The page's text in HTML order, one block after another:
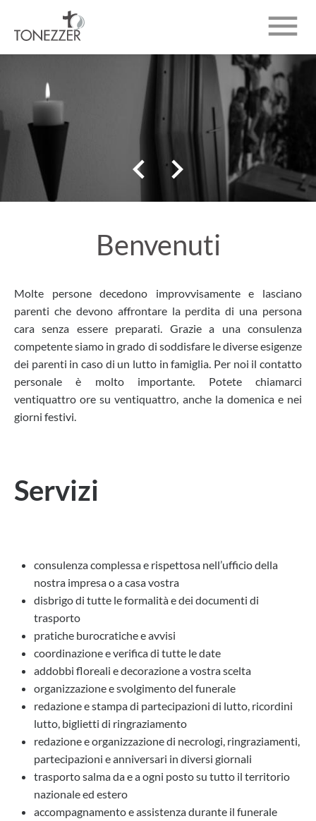
CHI SIAMO
INUMAZIONI
NECROLOGI
CONTATTO

 
Benvenuti
Molte persone decedono improvvisamente e lasciano
parenti che devono affrontare la perdita di una persona
cara senza essere preparati. Grazie a una consulenza
competente siamo in grado di soddisfare le diverse esigenze
dei parenti in caso di un lutto in famiglia. Per noi il contatto
personale è molto importante. Potete chiamarci
ventiquattro ore su ventiquattro, anche la domenica e nei
giorni festivi.
Servizi
consulenza complessa e rispettosa nell’ufficio della
nostra impresa o a casa vostra
disbrigo di tutte le formalità e dei documenti di
trasporto
pratiche burocratiche e avvisi
coordinazione e verifica di tutte le date
addobbi floreali e decorazione a vostra scelta
organizzazione e svolgimento del funerale
redazione e stampa di partecipazioni di lutto, ricordini
lutto, biglietti di ringraziamento
redazione e organizzazione di necrologi, ringraziamenti,
partecipazioni e anniversari in diversi giornali
trasporto salma da e a ogni posto su tutto il territorio
nazionale ed estero
accompagnamento e assistenza durante il funerale